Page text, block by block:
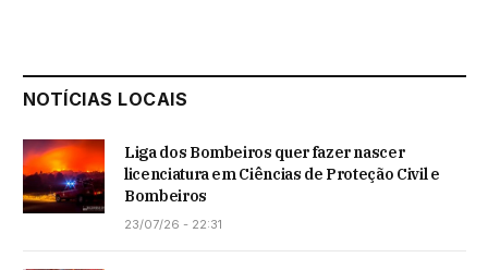
NOTÍCIAS LOCAIS
Liga dos Bombeiros quer fazer nascer
licenciatura em Ciências de Proteção Civil e
Bombeiros
23/07/26 - 22:31